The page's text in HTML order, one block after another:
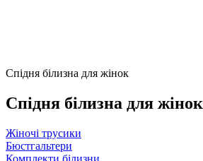
Спідня білизна для жінок
Спідня білизна для жінок
Жіночі трусики
Бюстгальтери
Комплекти білизни